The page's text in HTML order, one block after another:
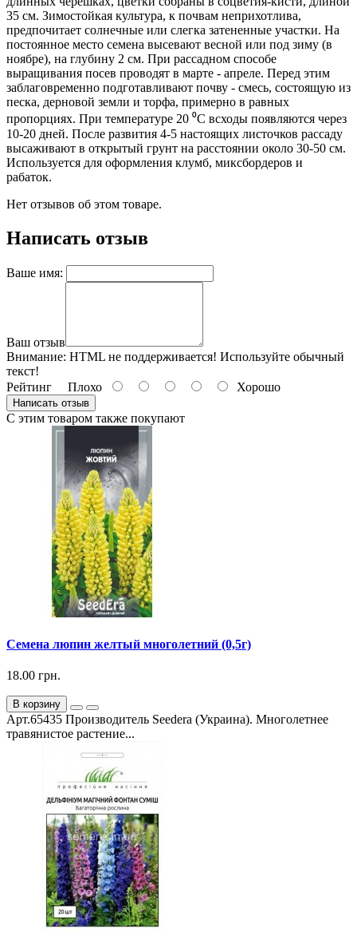
35 см. Зимостойкая культура, к почвам неприхотлива,
предпочитает солнечные или слегка затененные участки. На
постоянное место семена высевают весной или под зиму (в
ноябре), на глубину 2 см. При рассадном способе
выращивания посев проводят в марте - апреле. Перед этим
заблаговременно подготавливают почву - смесь, состоящую из
песка, дерновой земли и торфа, примерно в равных
пропорциях. При температуре 20 ⁰C всходы появляются через
10-20 дней. После развития 4-5 настоящих листочков рассаду
высаживают в открытый грунт на расстоянии около 30-50 см.
Используется для оформления клумб, миксбордеров и
рабаток.
Нет отзывов об этом товаре.
Написать отзыв
Ваше имя:
Ваш отзыв
Внимание: HTML не поддерживается! Используйте обычный
текст!
Рейтинг Плохо Хорошо
Написать отзыв
С этим товаром также покупают
Семена люпин желтый многолетний (0,5г)
18.00 грн.
В корзину
Арт.65435 Производитель Seedera (Украина). Многолетнее
травянистое растение...